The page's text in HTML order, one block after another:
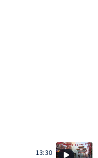
13:30